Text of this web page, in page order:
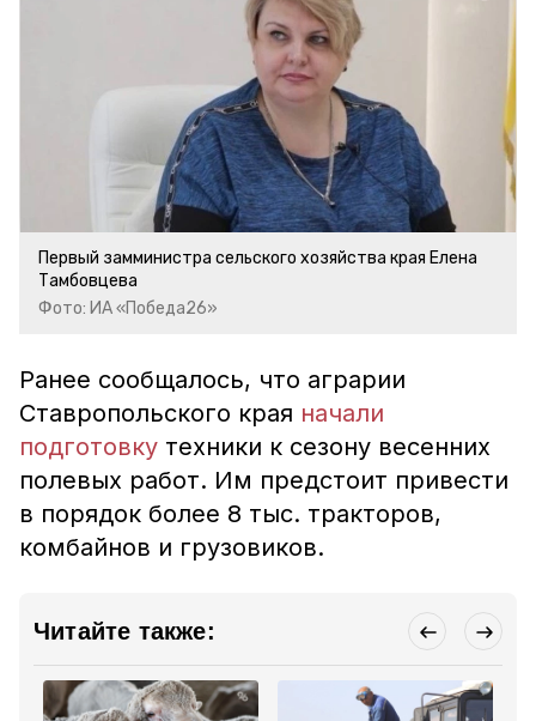
Первый замминистра сельского хозяйства края Елена
Тамбовцева
Фото: ИА «Победа26»
Ранее сообщалось, что аграрии
Ставропольского края начали
подготовку техники к сезону весенних
полевых работ. Им предстоит привести
в порядок более 8 тыс. тракторов,
комбайнов и грузовиков.
Читайте также: